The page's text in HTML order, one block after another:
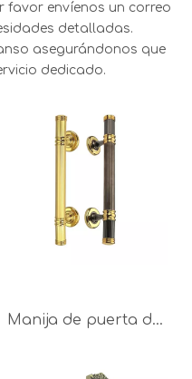
favor envíenos un correo
detalladas.
asegurándonos que
dedicado.
Manija de puerta de